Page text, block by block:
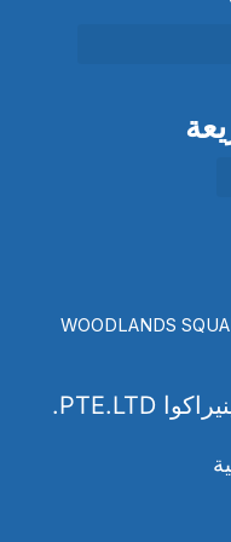
10 WOODLANDS
حقوق النشر © محفوظة لسينيراكوا PTE.LTD.